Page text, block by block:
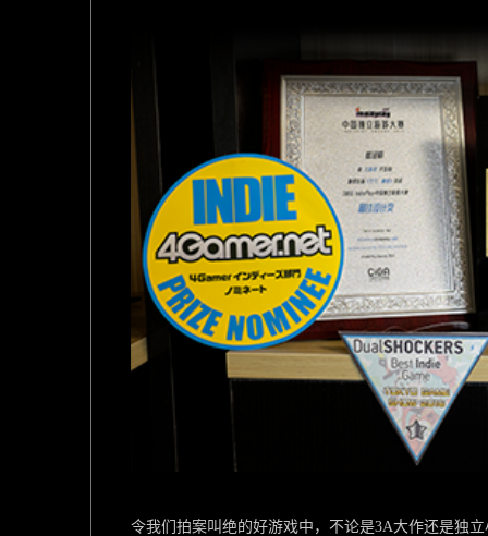
令我们拍案叫绝的好游戏中，不论是3A大作还是独